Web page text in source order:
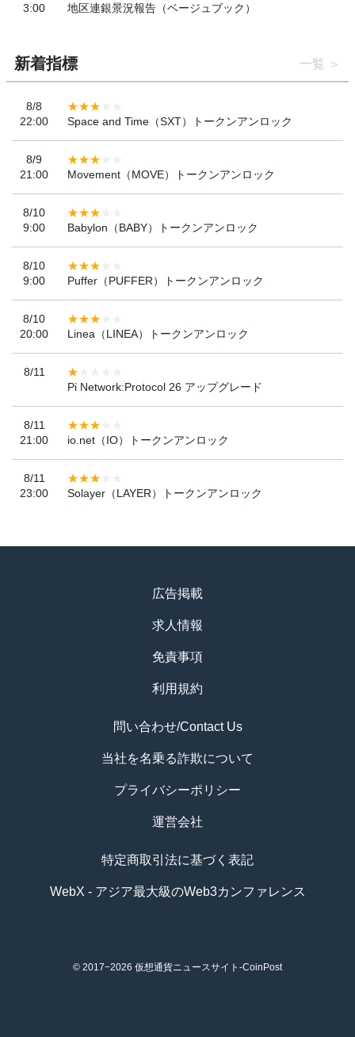
3:00
地区連銀景況報告（ベージュブック）
新着指標 一覧
8/8
22:00
Space and Time（SXT）トークンアンロック
8/9
21:00
Movement（MOVE）トークンアンロック
8/10
9:00
Babylon（BABY）トークンアンロック
8/10
9:00
Puffer（PUFFER）トークンアンロック
8/10
20:00
Linea（LINEA）トークンアンロック
8/11
Pi Network:Protocol 26 アップグレード
8/11
21:00
io.net（IO）トークンアンロック
8/11
23:00
Solayer（LAYER）トークンアンロック
広告掲載
求人情報
免責事項
利用規約
問い合わせ/Contact Us
当社を名乗る詐欺について
プライバシーポリシー
運営会社
特定商取引法に基づく表記
WebX - アジア最大級のWeb3カンファレンス
© 2017−2026 仮想通貨ニュースサイト-CoinPost